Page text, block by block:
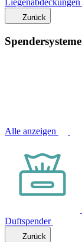
Zurück
Spendersysteme
Alle anzeigen
Duftspender
Zurück